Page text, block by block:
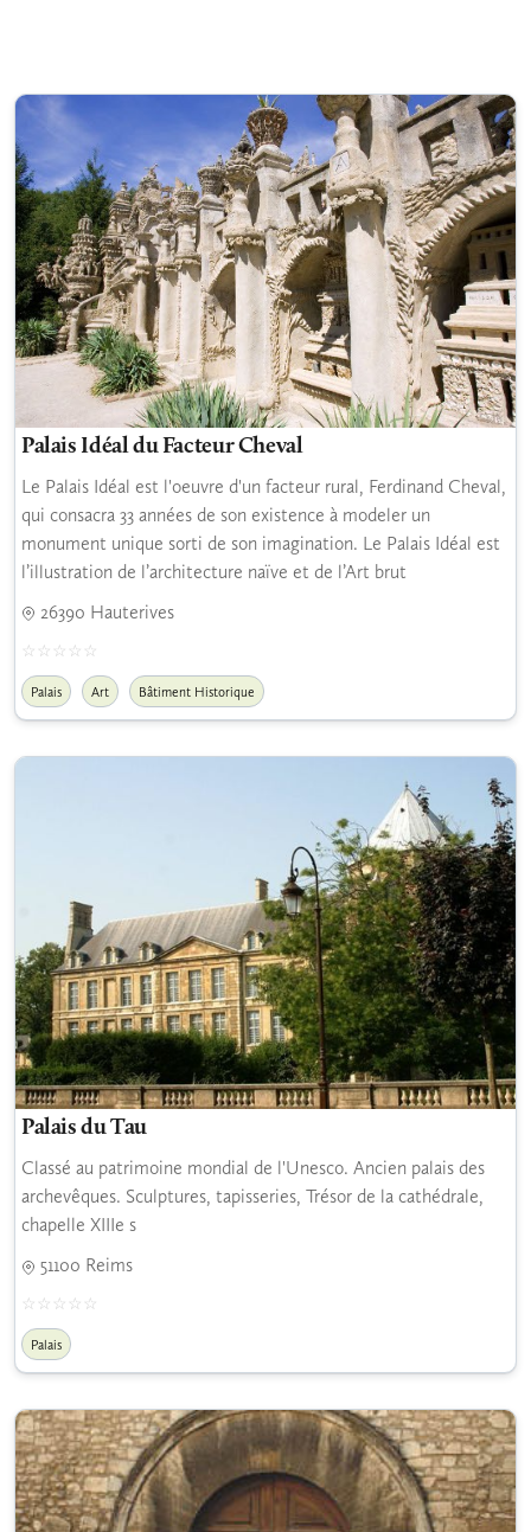
Palais Idéal du Facteur Cheval
Le Palais Idéal est l'oeuvre d'un facteur rural, Ferdinand Cheval,
qui consacra 33 années de son existence à modeler un
monument unique sorti de son imagination. Le Palais Idéal est
l’illustration de l’architecture naïve et de l’Art brut
26390 Hauterives
Palais Art Bâtiment Historique
Palais du Tau
Classé au patrimoine mondial de l'Unesco. Ancien palais des
archevêques. Sculptures, tapisseries, Trésor de la cathédrale,
chapelle XIIIe s
51100 Reims
Palais